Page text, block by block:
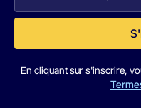
En cliquant sur s'inscrire,